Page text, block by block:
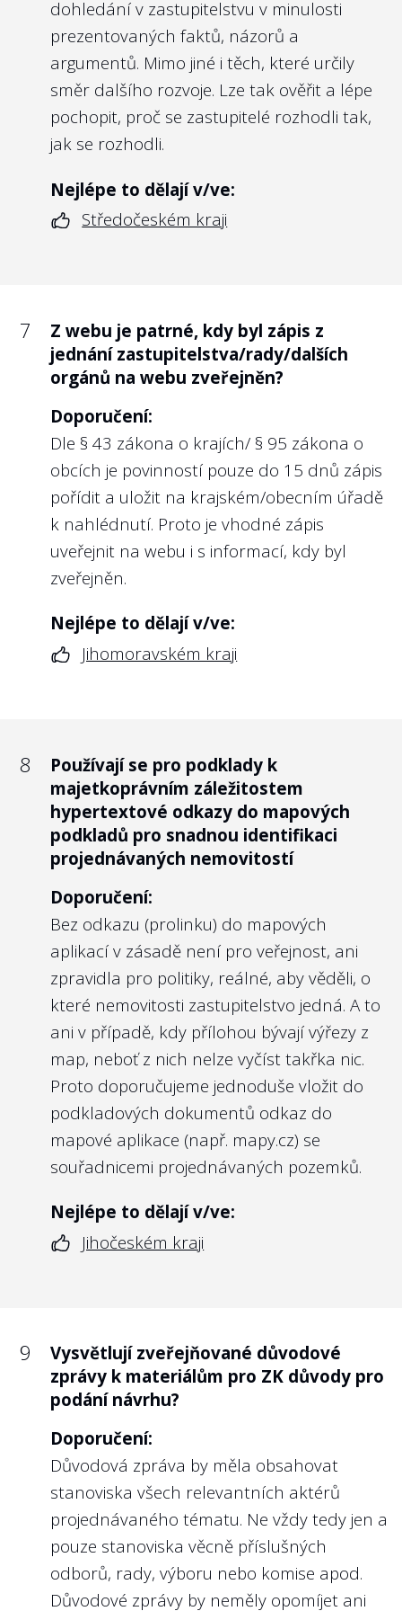
Doporučení:
Umožňuje vnitřní oznamovací systém
města/kraje podání oznámení
prostřednictvím aplikace, která splňuje
vysoké standardy bezpečí a zároveň
zjednodušuje komunikaci mezi
komunikaci oznamovatele s příslušnou
osobou přináší řadu výhod nad rámec
Webová aplikace určená ke komunikaci
umožňuje výměnu informací, a to i v
případě, že je oznámení anonymní. Dále
aplikace pomáhá například s archivací
oznámení nebo hlídá zákonné lhůty.
Dalším aspektem je vyšší standard
ochrany osobních údajů a bezpečnosti celé
komunikace. Bezpečná aplikace splňuje
požadavky jako jsou dvoufázové
zabezpečení, šifrování E2E, soulad s ISO
svých internetových stránkách alespoň
některé výše uvedené vlastnosti. Jelikož se
jedná o komerční produkty, rozhodli jsme
se je zde nejmenovat.
komisí včetně uvedení jejich funkce či
pracovního zařazení?
Doporučení:
Pro rozptýlení pochybností o procesu
výběru vítězného uchazeče a pro jeho
informací o průběhu výběrových řízení.
Veřejnost včetně neúspěšných kandidátů z
vzhledem k předmětu činnosti dané
organizace.
dohledání v zastupitelstvu v minulosti
prezentovaných faktů, názorů a
argumentů. Mimo jiné i těch, které určily
směr dalšího rozvoje. Lze tak ověřit a lépe
pochopit, proč se zastupitelé rozhodli tak,
jak se rozhodli.
Nejlépe to dělají v/ve:
Středočeském kraji
7
Z webu je patrné, kdy byl zápis z
jednání zastupitelstva/rady/dalších
orgánů na webu zveřejněn?
Doporučení:
Dle § 43 zákona o krajích/ § 95 zákona o
obcích je povinností pouze do 15 dnů zápis
pořídit a uložit na krajském/obecním úřadě
k nahlédnutí. Proto je vhodné zápis
uveřejnit na webu i s informací, kdy byl
zveřejněn.
Nejlépe to dělají v/ve:
Jihomoravském kraji
8
Používají se pro podklady k
majetkoprávním záležitostem
hypertextové odkazy do mapových
podkladů pro snadnou identifikaci
projednávaných nemovitostí
Doporučení:
Bez odkazu (prolinku) do mapových
aplikací v zásadě není pro veřejnost, ani
zpravidla pro politiky, reálné, aby věděli, o
které nemovitosti zastupitelstvo jedná. A to
ani v případě, kdy přílohou bývají výřezy z
map, neboť z nich nelze vyčíst takřka nic.
Proto doporučujeme jednoduše vložit do
podkladových dokumentů odkaz do
mapové aplikace (např. mapy.cz) se
souřadnicemi projednávaných pozemků.
Nejlépe to dělají v/ve:
Jihočeském kraji
9
Vysvětlují zveřejňované důvodové
zprávy k materiálům pro ZK důvody pro
podání návrhu?
Doporučení:
Důvodová zpráva by měla obsahovat
stanoviska všech relevantních aktérů
projednávaného tématu. Ne vždy tedy jen a
pouze stanoviska věcně příslušných
odborů, rady, výboru nebo komise apod.
Důvodové zprávy by neměly opomíjet ani